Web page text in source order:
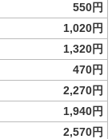
550円
1,020円
1,320円
470円
2,270円
1,940円
2,570円